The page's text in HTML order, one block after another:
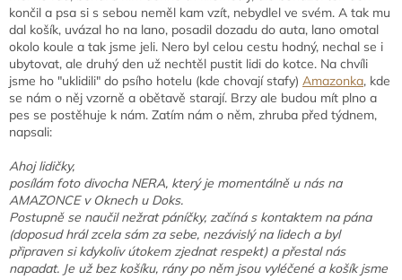
končil a psa si s sebou neměl kam vzít, nebydlel ve svém. A tak mu
dal košík, uvázal ho na lano, posadil dozadu do auta, lano omotal
okolo koule a tak jsme jeli. Nero byl celou cestu hodný, nechal se i
ubytovat, ale druhý den už nechtěl pustit lidi do kotce. Na chvíli
jsme ho "uklidili" do psího hotelu (kde chovají stafy) Amazonka, kde
se nám o něj vzorně a obětavě starají. Brzy ale budou mít plno a
pes se postěhuje k nám. Zatím nám o něm, zhruba před týdnem,
napsali:
Ahoj lidičky,
posílám foto divocha NERA, který je momentálně u nás na
AMAZONCE v Oknech u Doks.
Postupně se naučil nežrat páníčky, začíná s kontaktem na pána
(doposud hrál zcela sám za sebe, nezávislý na lidech a byl
připraven si kdykoliv útokem zjednat respekt) a přestal nás
napadat. Je už bez košíku, rány po něm jsou vyléčené a košík jsme